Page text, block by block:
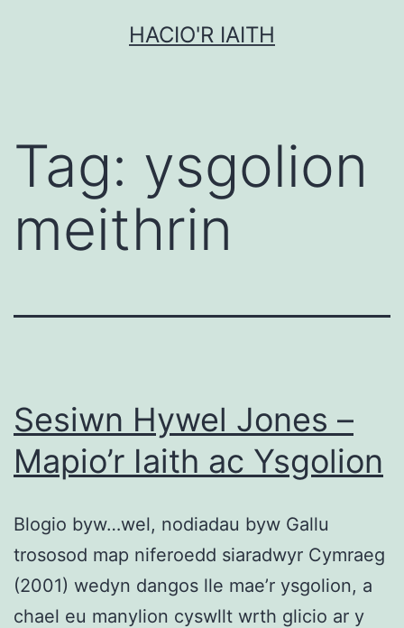
HACIO'R IAITH
Tag: ysgolion
meithrin
Sesiwn Hywel Jones –
Mapio’r Iaith ac Ysgolion
Blogio byw…wel, nodiadau byw Gallu
trososod map niferoedd siaradwyr Cymraeg
(2001) wedyn dangos lle mae’r ysgolion, a
chael eu manylion cyswllt wrth glicio ar y